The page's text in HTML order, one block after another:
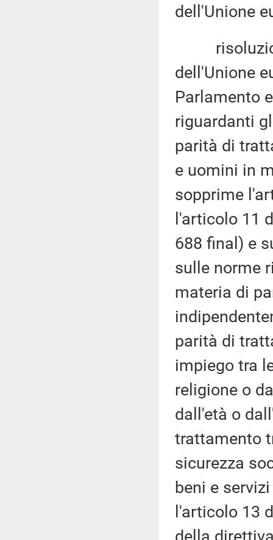
dell'Unione
dell'Unione
Parlamento
riguardanti
parità di
e uomini in
sopprime
l'articolo 11
688 final) e
sulle norme
materia di
parità di
impiego tra
religione o
dall'età o
trattamento
sicurezza
beni e
l'articolo 13